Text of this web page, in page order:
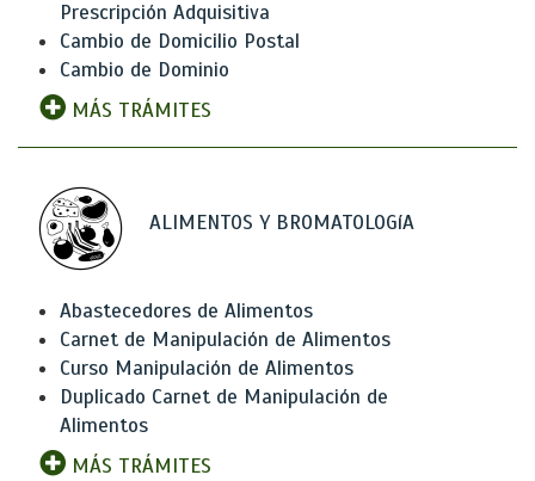
Prescripción Adquisitiva
Cambio de Domicilio Postal
Cambio de Dominio
MÁS TRÁMITES
ALIMENTOS Y BROMATOLOGíA
Abastecedores de Alimentos
Carnet de Manipulación de Alimentos
Curso Manipulación de Alimentos
Duplicado Carnet de Manipulación de
Alimentos
MÁS TRÁMITES